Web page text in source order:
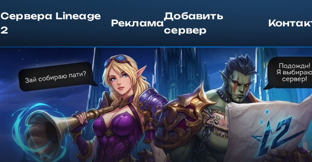
Сервера Lineage
2
Реклама
Добавить
сервер